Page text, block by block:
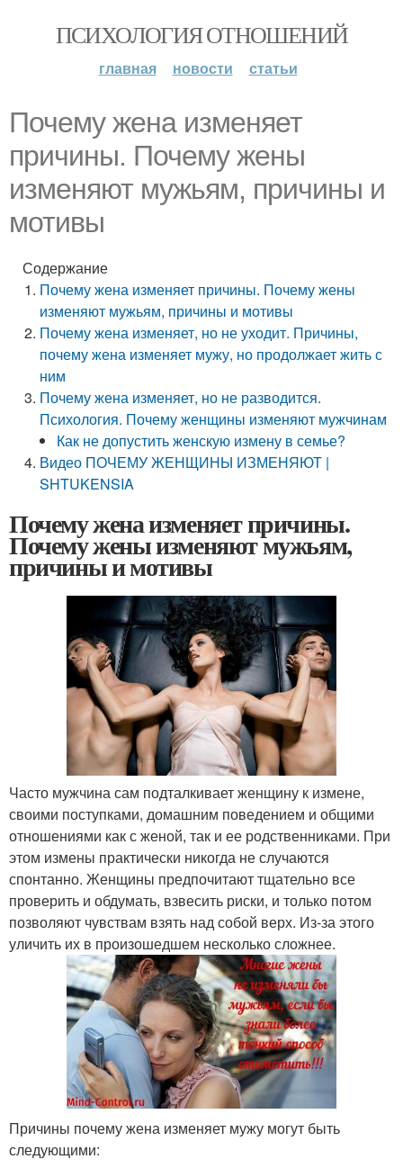
ПСИХОЛОГИЯ ОТНОШЕНИЙ
главная новости статьи
Почему жена изменяет
причины. Почему жены
изменяют мужьям, причины и
мотивы
Содержание
Почему жена изменяет причины. Почему жены
изменяют мужьям, причины и мотивы
Почему жена изменяет, но не уходит. Причины,
почему жена изменяет мужу, но продолжает жить с
ним
Почему жена изменяет, но не разводится.
Психология. Почему женщины изменяют мужчинам
Как не допустить женскую измену в семье?
Видео ПОЧЕМУ ЖЕНЩИНЫ ИЗМЕНЯЮТ |
SHTUKENSIA
Почему жена изменяет причины.
Почему жены изменяют мужьям,
причины и мотивы
Часто мужчина сам подталкивает женщину к измене,
своими поступками, домашним поведением и общими
отношениями как с женой, так и ее родственниками. При
этом измены практически никогда не случаются
спонтанно. Женщины предпочитают тщательно все
проверить и обдумать, взвесить риски, и только потом
позволяют чувствам взять над собой верх. Из-за этого
уличить их в произошедшем несколько сложнее.
Причины почему жена изменяет мужу могут быть
следующими: